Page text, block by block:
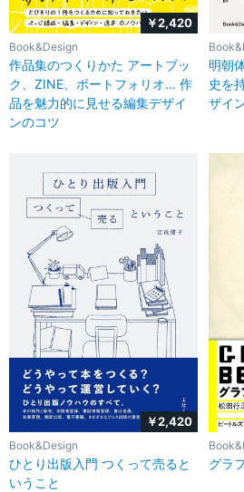
￥2,420
Book&Design
作品集のつくりかた アートブッ
ク、ZINE、ポートフォリオ... 作
品を魅力的に見せる編集デザイ
ンのコツ
明朝
史を
ザイ
￥2,420
Book&Design
ひとり出版入門 つくって売ると
いうこと
グラ